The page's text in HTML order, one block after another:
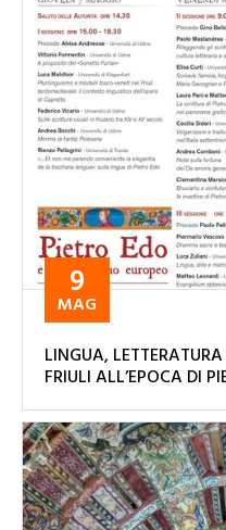
9
MAG
LINGUA,
FRIULI ALL’EPOCA DI